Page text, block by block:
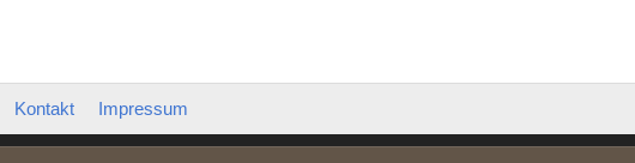
Kontakt Impressum